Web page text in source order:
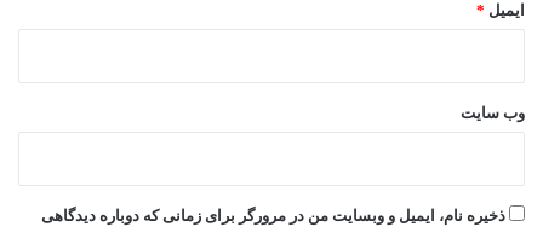
ایمیل *
وب‌ سایت
ذخیره نام، ایمیل و وبسایت من در مرورگر برای زمانی که دوباره دیدگاهی